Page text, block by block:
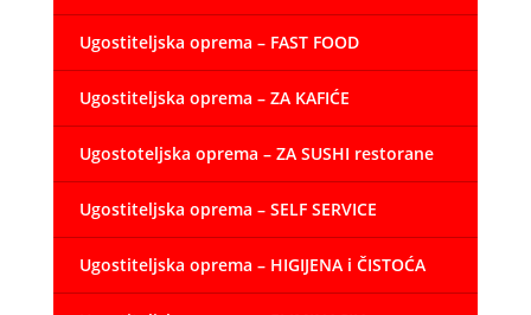
Ugostiteljska oprema – FAST FOOD
Ugostiteljska oprema – ZA KAFIĆE
Ugostoteljska oprema – ZA SUSHI restorane
Ugostiteljska oprema – SELF SERVICE
Ugostiteljska oprema – HIGIJENA i ČISTOĆA